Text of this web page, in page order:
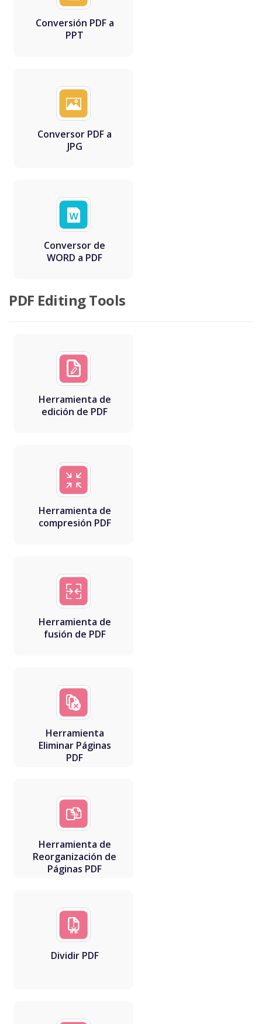
Conversión PDF a
PPT
Conversor PDF a
JPG
Conversor de
WORD a PDF
PDF Editing Tools
Herramienta de
edición de PDF
Herramienta de
compresión PDF
Herramienta de
fusión de PDF
Herramienta
Eliminar Páginas
PDF
Herramienta de
Reorganización de
Páginas PDF
Dividir PDF